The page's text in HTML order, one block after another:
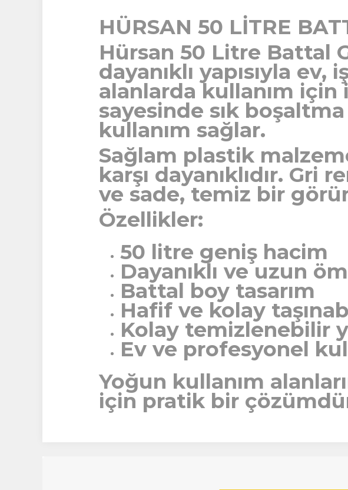
HÜRSAN 50 LİTRE
Hürsan 50 Litre Battal
dayanıklı yapısıyla
alanlarda kullanım
sayesinde sık
kullanım sağlar.
Sağlam plastik
karşı dayanıklıdır.
ve sade, temiz bir
Özellikler:
50 litre geniş hacim
Dayanıklı ve uzun
Battal boy tasarım
Hafif ve kolay
Kolay temizlenebilir
Ev ve profesyonel
Yoğun kullanım
için pratik bir